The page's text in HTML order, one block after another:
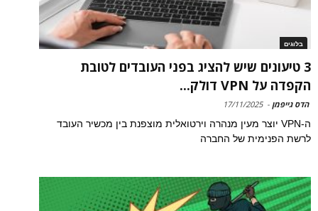
בלוגים
3 טיעונים שיש להציג בפני העובדים לטובת
הקפדה על VPN דולק...
הדס גייפמן -
17/11/2025
ה-VPN יוצר מעין מנהרה וירטואלית מוצפנת בין מכשיר העובד
לרשת הפנימית של החברה